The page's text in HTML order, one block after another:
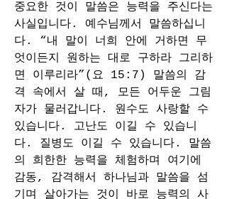
중요한 것이 말씀은 능력을 주신다는
사실입니다. 예수님께서 말씀하십니
다. “내 말이 너희 안에 거하면 무
엇이든지 원하는 대로 구하라 그리하
면 이루리라”(요 15:7) 말씀의 감
격 속에서 살 때, 모든 어두운 그림
자가 물러갑니다. 원수도 사랑할 수
있습니다. 고난도 이길 수 있습니
다. 질병도 이길 수 있습니다. 말씀
의 희한한 능력을 체험하며 여기에
감동, 감격해서 하나님과 말씀을 섬
기며 살아가는 것이 바로 능력의 사